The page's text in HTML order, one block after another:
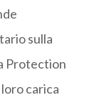
sulla
Protection
carica